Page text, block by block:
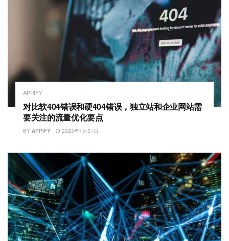
APPIFY
对比软404错误和硬404错误，独立站和企业网站需
要关注的流量优化要点
BY APPIFY 2023年1月31日